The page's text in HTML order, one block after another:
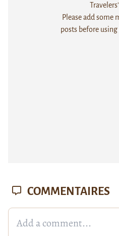
Please add some
posts before using
COMMENTAIRES